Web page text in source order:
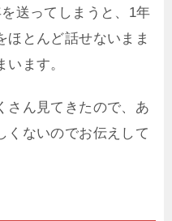
送ってしまうと、1年
ほとんど話せないまま
ます。
さん見てきたので、あ
くないのでお伝えして